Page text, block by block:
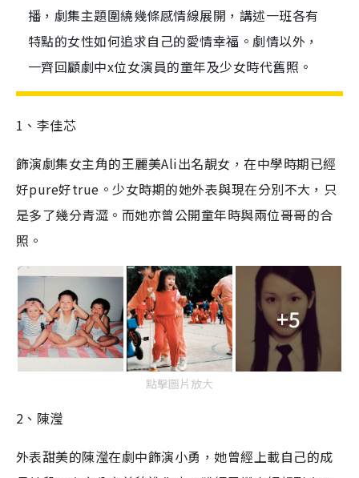
播，劇集主題圍繞幾條感情線展開，講述一班各有
特點的女性如何追求自己的愛情幸福。劇情以外，
一齊回顧劇中x位女演員的童年及少女時代舊照。
1 、李佳芯
飾演劇集女主角的王麗美Ali出名靚女，在中學時期已經
好pure好true 。少女時期的她外表與現在分別不大，只
是多了幾分青澀。而她亦曾公開童年時與兩位哥哥的合
照。
+5
點擊圖片放大
2 、陳瀅
外表甜美的陳瀅在劇中飾演小勇，她曾經上載自己的成